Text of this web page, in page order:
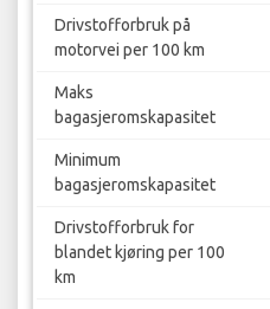
Drivstofforbruk på
motorvei per 100 km
Maks
bagasjeromskapasitet
Minimum
bagasjeromskapasitet
Drivstofforbruk for
blandet kjøring per 100
km